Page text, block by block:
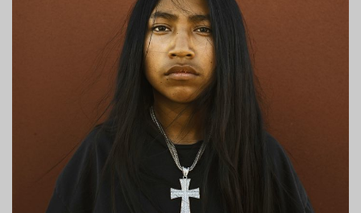
Pierre Neumann 140 affiches culturelles, sociales,
politiques Centre de Design de l’Université du
Québec Montréal, Canada
1999 Galerie DDD, Swiss Landscape?, Osaka, Japon
Pierre Neumann, un graphiste suisse, la Galerie
Anatome, paris, France
2000 60 carteles de Pierre Neumann Museo Jose
Maria Velasco Toluca, Mexique
2002 Carré, 140 Affiches de Pierre Neumann Carré
Sainte-Anne Montpellier, France